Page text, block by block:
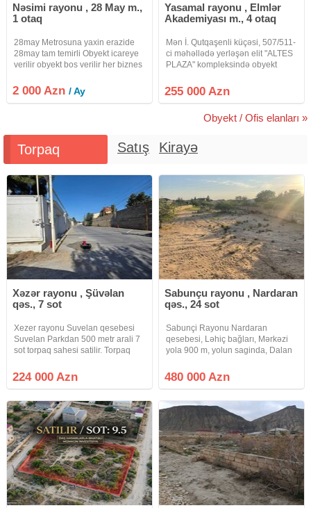
Nəsimi rayonu , 28 May m.,
1 otaq
28may Metrosuna yaxin erazide
28may tam temirli Obyekt icareye
verilir obyekt bos verilir her biznes
metex yeri ve sanitar qovsagi
var.Emlak sahibi
2 000 Azn/ Ay
Yasamal rayonu , Elmlər
Akademiyası m., 4 otaq
Mən İ. Qutqaşenli küçəsi, 507/511-
ci məhəllədə yerləşən elit "ALTES
PLAZA" kompleksində obyekt
trafikli olan müasir, perspektivli və
inkişaf edən ərazidir. Obyektin
255 000 Azn
Obyekt / Ofis elanları »
Torpaq Satış Kirayə
Xəzər rayonu , Şüvəlan
qəs., 7 sot
Xezer rayonu Suvelan qesebesi
Suvelan Parkdan 500 metr arali 7
sot torpaq sahesi satilir. Torpaq
suyu daimidir.Senedderi tam
qaydasinda ( KUPCA)
224 000 Azn
Sabunçu rayonu , Nardaran
qəs., 24 sot
Sabunçi Rayonu Nardaran
qesebesi, Ləhiç bağları, Mərkəzi
yola 900 m, yolun saginda, Dalan
Torpaq sahesi 4 terefden hasara
alinib, Torpaq hissələrə bölünə
480 000 Azn